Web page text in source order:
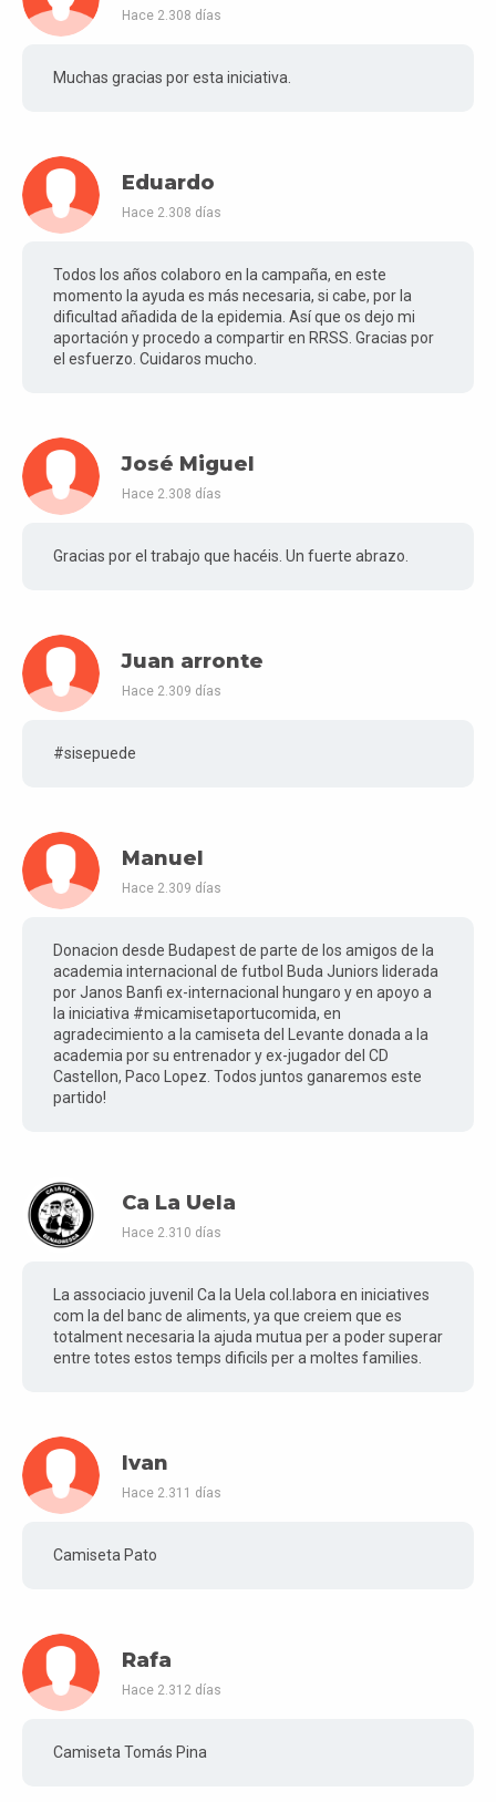
Hace 2.308 días
Muchas gracias por esta iniciativa.
Eduardo
Hace 2.308 días
Todos los años colaboro en la campaña, en este
momento la ayuda es más necesaria, si cabe, por la
dificultad añadida de la epidemia. Así que os dejo mi
aportación y procedo a compartir en RRSS. Gracias por
el esfuerzo. Cuidaros mucho.
José Miguel
Hace 2.308 días
Gracias por el trabajo que hacéis. Un fuerte abrazo.
Juan arronte
Hace 2.309 días
#sisepuede
Manuel
Hace 2.309 días
Donacion desde Budapest de parte de los amigos de la
academia internacional de futbol Buda Juniors liderada
por Janos Banfi ex-internacional hungaro y en apoyo a
la iniciativa #micamisetaportucomida, en
agradecimiento a la camiseta del Levante donada a la
academia por su entrenador y ex-jugador del CD
Castellon, Paco Lopez. Todos juntos ganaremos este
partido!
Ca La Uela
Hace 2.310 días
La associacio juvenil Ca la Uela col.labora en iniciatives
com la del banc de aliments, ya que creiem que es
totalment necesaria la ajuda mutua per a poder superar
entre totes estos temps dificils per a moltes families.
Ivan
Hace 2.311 días
Camiseta Pato
Rafa
Hace 2.312 días
Camiseta Tomás Pina